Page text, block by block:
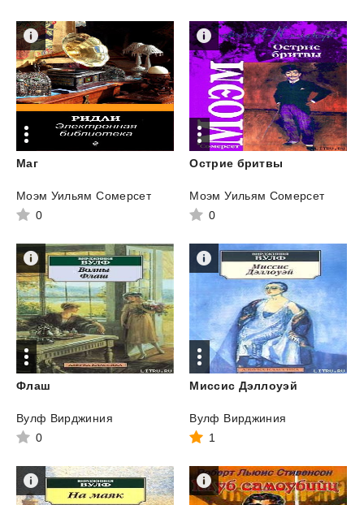
Маг
Моэм Уильям Сомерсет
0
Острие бритвы
Моэм Уильям Сомерсет
0
Флаш
Вулф Вирджиния
0
Миссис Дэллоуэй
Вулф Вирджиния
1